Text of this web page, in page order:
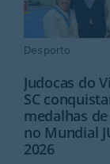
Desporto
Judocas do
SC
medalhas
no Mundial
2026